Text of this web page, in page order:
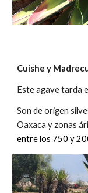
Cuishe y
Este agave tarda
Son de origen
Oaxaca y zonas
entre los 750 y